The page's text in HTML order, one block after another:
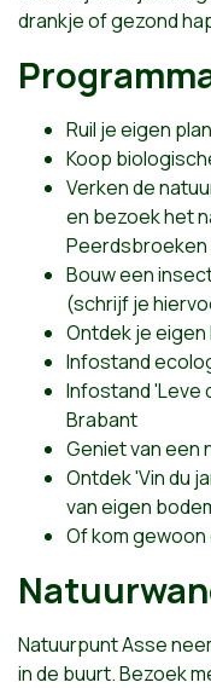
drankje of gezond
Ruil je eigen
Koop
Verken de
en bezoek het
Peerdsbroeken
Bouw een
(schrijf je
Ontdek je
Infostand
Infostand'Leve
Brabant
Geniet van een
Ontdek'Vin du
van eigen
Of kom
Natuurpunt Asse
in de buurt. Bezoek